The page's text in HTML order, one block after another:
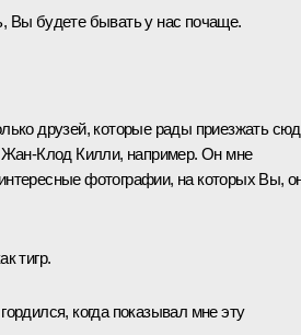
Вы будете бывать у нас почаще.
друзей, которые рады приезжать
Жан‑Клод Килли, например. Он мне
фотографии, на которых Вы,
тигр.
когда показывал мне эту